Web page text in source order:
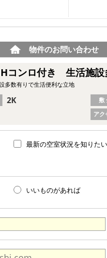
物件のお問い合わせ
コンロ付き 生活施
多数有りで生活便利な立地
アク
2K 敷
最新の空室状況を知りたい
いいものがあれば